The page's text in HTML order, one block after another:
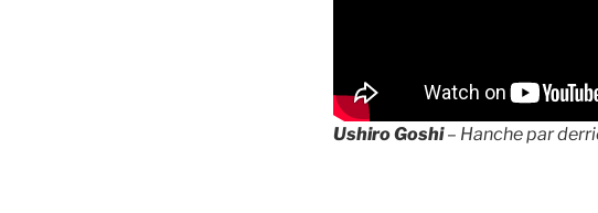
UshiroGoshi– Hanche par